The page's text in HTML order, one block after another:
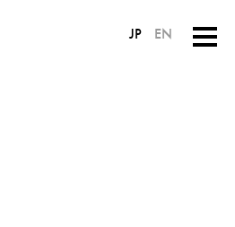
JP EN